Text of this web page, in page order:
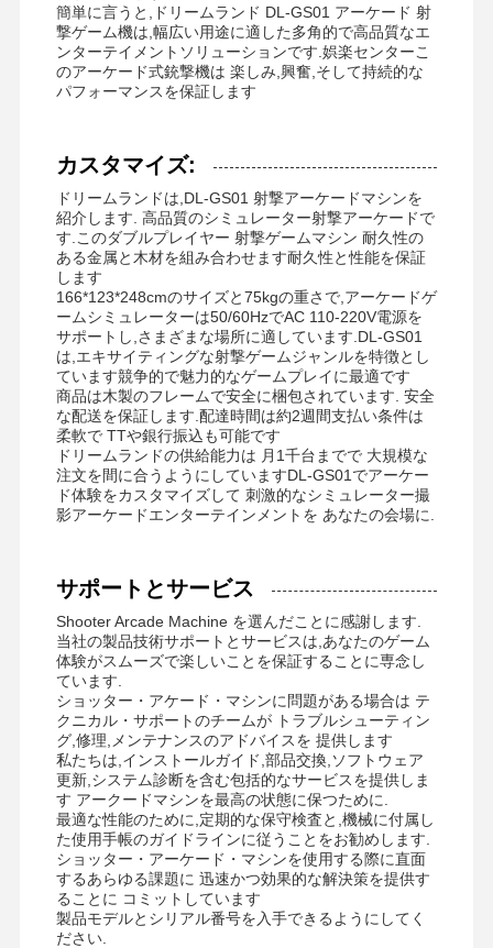
VR 360のシミュレーター
VRアーケードシューター
バンパー・カー
vr レーシングシミュレーター
簡単に言うと,ドリームランド DL-GS01 アーケード 射
撃ゲーム機は,幅広い用途に適した多角的で高品質なエ
ンターテイメントソリューションです.娯楽センターこ
のアーケード式銃撃機は 楽しみ,興奮,そして持続的な
パフォーマンスを保証します
カスタマイズ:
ドリームランドは,DL-GS01 射撃アーケードマシンを
紹介します. 高品質のシミュレーター射撃アーケードで
す.このダブルプレイヤー 射撃ゲームマシン 耐久性の
ある金属と木材を組み合わせます耐久性と性能を保証
します
166*123*248cmのサイズと75kgの重さで,アーケードゲ
ームシミュレーターは50/60HzでAC 110-220V電源を
サポートし,さまざまな場所に適しています.DL-GS01
は,エキサイティングな射撃ゲームジャンルを特徴とし
ています競争的で魅力的なゲームプレイに最適です
商品は木製のフレームで安全に梱包されています. 安全
な配送を保証します.配達時間は約2週間支払い条件は
柔軟で TTや銀行振込も可能です
ドリームランドの供給能力は 月1千台までで 大規模な
注文を間に合うようにしていますDL-GS01でアーケー
ド体験をカスタマイズして 刺激的なシミュレーター撮
影アーケードエンターテインメントを あなたの会場に.
サポートとサービス
Shooter Arcade Machine を選んだことに感謝します.
当社の製品技術サポートとサービスは,あなたのゲーム
体験がスムーズで楽しいことを保証することに専念し
ています.
ショッター・アケード・マシンに問題がある場合は テ
クニカル・サポートのチームが トラブルシューティン
グ,修理,メンテナンスのアドバイスを 提供します
私たちは,インストールガイド,部品交換,ソフトウェア
更新,システム診断を含む包括的なサービスを提供しま
す アークードマシンを最高の状態に保つために.
最適な性能のために,定期的な保守検査と,機械に付属し
た使用手帳のガイドラインに従うことをお勧めします.
ショッター・アーケード・マシンを使用する際に直面
するあらゆる課題に 迅速かつ効果的な解決策を提供す
ることに コミットしています
製品モデルとシリアル番号を入手できるようにしてく
ださい.